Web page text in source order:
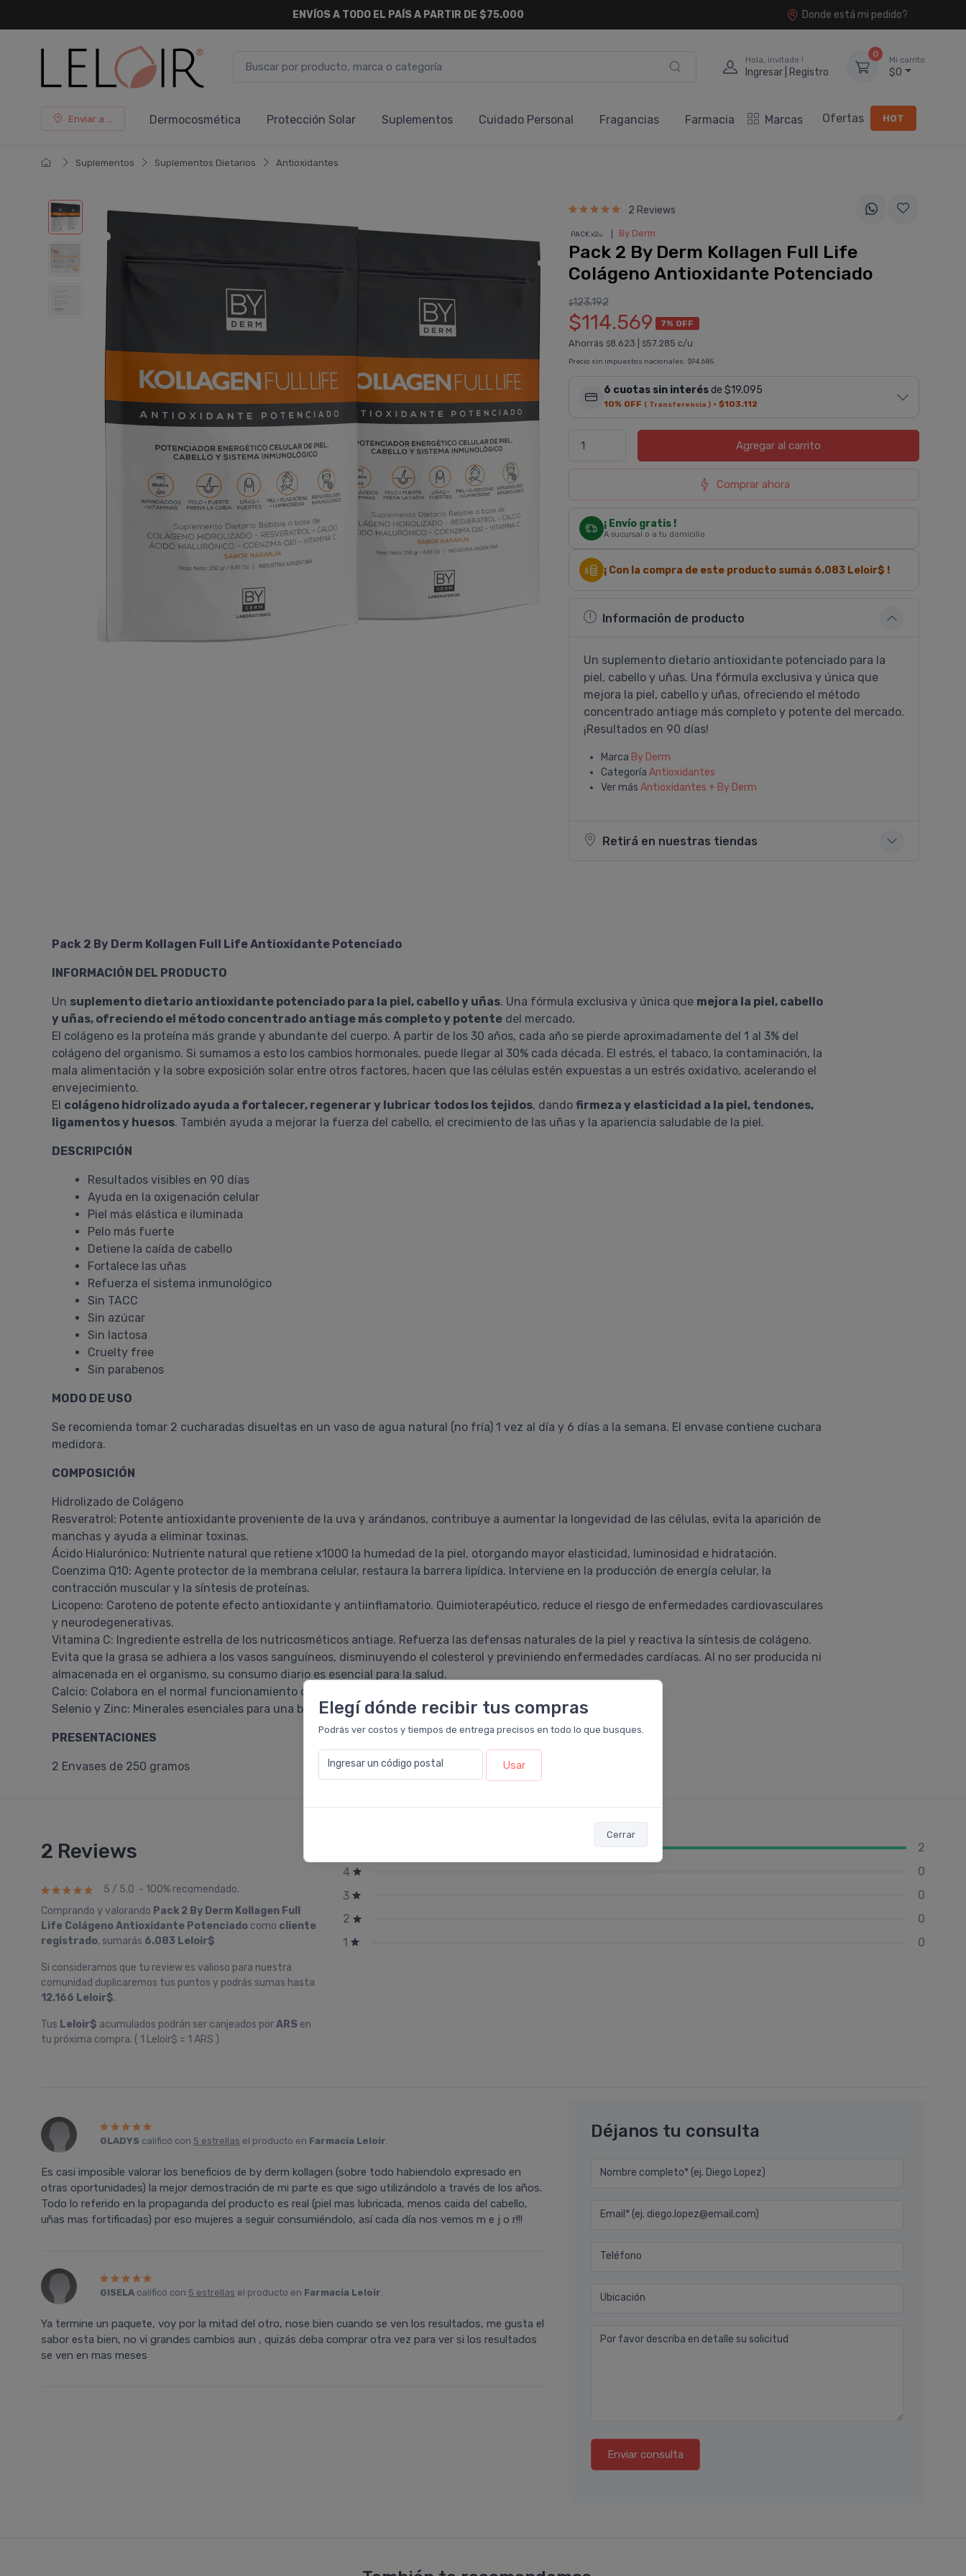
Elegí dónde recibir tus compras
Podrás ver costos y tiempos de entrega precisos en todo lo que busques.
Ingresar un código postal Usar
Cerrar
¡ HASTA 6 CUOTAS SIN INTERÉSY 18 CUOTAS FIJAS !
Donde está mi pedido?
Hola, invitado !
Ingresar | Registro
0
Mi carrito
$0
Enviar a ... Dermocosmética Protección Solar Suplementos Cuidado Personal Fragancias Farmacia Marcas Ofertas HOT
Suplementos Suplementos Dietarios Antioxidantes
2 Reviews
PACK x2u. By Derm
Pack 2 By Derm Kollagen Full Life
Colágeno Antioxidante Potenciado
$123.192
$114.569 7% OFF
Ahorrás $8.623 $57.285 c/u
Precio sin impuestos nacionales: $94.685
6 cuotas sin interésde $19.095
10% OFF ( Transferencia )· $103.112
Agregaral carrito
Comprar ahora
¡ Envío gratis !
A sucursal o a tu domicilio
¡ Con la compra de este producto sumás 6.083Leloir$ !
Información de producto
Un suplemento dietario antioxidante potenciado para la
piel, cabello y uñas. Una fórmula exclusiva y única que
mejora la piel, cabello y uñas, ofreciendo el método
concentrado antiage más completo y potente del mercado.
¡Resultados en 90 días!
Marca By Derm
Categoría Antioxidantes
Ver más Antioxidantes + By Derm
Retirá en nuestras tiendas
Pack 2 By Derm Kollagen Full Life Antioxidante Potenciado
INFORMACIÓN DEL PRODUCTO
Un suplemento dietario antioxidante potenciado para la piel, cabello y uñas. Una fórmula exclusiva y única que mejora la piel, cabello
y uñas, ofreciendo el método concentrado antiage más completo y potente del mercado.
El colágeno es la proteína más grande y abundante del cuerpo. A partir de los 30 años, cada año se pierde aproximadamente del 1 al 3% del
colágeno del organismo. Si sumamos a esto los cambios hormonales, puede llegar al 30% cada década. El estrés, el tabaco, la contaminación, la
mala alimentación y la sobre exposición solar entre otros factores, hacen que las células estén expuestas a un estrés oxidativo, acelerando el
envejecimiento.
El colágeno hidrolizado ayuda a fortalecer, regenerar y lubricar todos los tejidos, dando firmeza y elasticidad a la piel, tendones,
ligamentos y huesos. También ayuda a mejorar la fuerza del cabello, el crecimiento de las uñas y la apariencia saludable de la piel.
DESCRIPCIÓN
Resultados visibles en 90 días
Ayuda en la oxigenación celular
Piel más elástica e iluminada
Pelo más fuerte
Detiene la caída de cabello
Fortalece las uñas
Refuerza el sistema inmunológico
Sin TACC
Sin azúcar
Sin lactosa
Cruelty free
Sin parabenos
MODO DE USO
Se recomienda tomar 2 cucharadas disueltas en un vaso de agua natural (no fría) 1 vez al día y 6 días a la semana. El envase contiene cuchara
medidora.
COMPOSICIÓN
Hidrolizado de Colágeno
Resveratrol: Potente antioxidante proveniente de la uva y arándanos, contribuye a aumentar la longevidad de las células, evita la aparición de
manchas y ayuda a eliminar toxinas.
Ácido Hialurónico: Nutriente natural que retiene x1000 la humedad de la piel, otorgando mayor elasticidad, luminosidad e hidratación.
Coenzima Q10: Agente protector de la membrana celular, restaura la barrera lipídica. Interviene en la producción de energía celular, la
contracción muscular y la síntesis de proteínas.
Licopeno: Caroteno de potente efecto antioxidante y antiinflamatorio. Quimioterapéutico, reduce el riesgo de enfermedades cardiovasculares
y neurodegenerativas.
Vitamina C: Ingrediente estrella de los nutricosméticos antiage. Refuerza las defensas naturales de la piel y reactiva la síntesis de colágeno.
Evita que la grasa se adhiera a los vasos sanguíneos, disminuyendo el colesterol y previniendo enfermedades cardíacas. Al no ser producida ni
almacenada en el organismo, su consumo diario es esencial para la salud.
Calcio: Colabora en el normal funcionamiento de la piel, cabellos y uñas.
Selenio y Zinc: Minerales esenciales para una buena defensa celular y regeneración de tejidos.
PRESENTACIONES
2 Envases de 250 gramos
2 Reviews
5 / 5.0 - 100% recomendado.
Comprando y valorando Pack 2 By Derm Kollagen Full
Life Colágeno Antioxidante Potenciado como cliente
registrado, sumarás 6.083 Leloir$
Si consideramos que tu review es valioso para nuestra
comunidad duplicaremos tus puntos y podrás sumas hasta
12.166 Leloir$.
Tus Leloir$ acumulados podrán ser canjeados porARS en
tu próxima compra. ( 1 Leloir$ = 1 ARS )
2
4
0
3
0
2
0
1
0
GLADYS calificó con 5 estrellas el producto en Farmacia Leloir.
Es casi imposible valorar los beneficios de by derm kollagen (sobre todo habiendolo expresado en
otras oportunidades) la mejor demostración de mi parte es que sigo utilizándolo a través de los años.
Todo lo referido en la propaganda del producto es real (piel mas lubricada, menos caida del cabello,
uñas mas fortificadas) por eso mujeres a seguir consumiéndolo, así cada día nos vemos m e j o r!!!
GISELA calificó con 5 estrellas el producto en Farmacia Leloir.
Ya termine un paquete, voy por la mitad del otro, nose bien cuando se ven los resultados, me gusta el
sabor esta bien, no vi grandes cambios aun , quizás deba comprar otra vez para ver si los resultados
se ven en mas meses
Déjanos tu consulta
Nombre completo* (ej. Diego Lopez)
Email* (ej. diego.lopez@email.com)
Teléfono
Ubicación
Por favor describa en detalle su solicitud
Enviar consulta